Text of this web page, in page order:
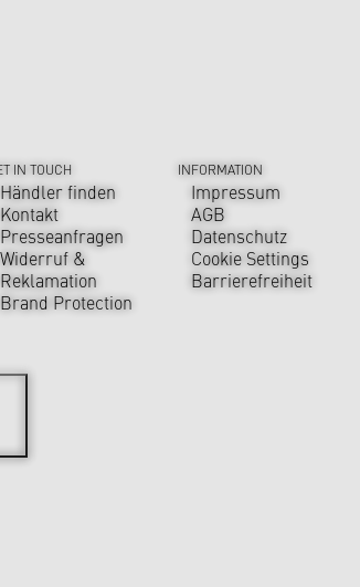
IN TOUCH
Händler finden
Kontakt
Presseanfragen
Widerruf &
Reklamation
Brand Protection
INFORMATION
Impressum
AGB
Datenschutz
Cookie Settings
Barrierefreiheit